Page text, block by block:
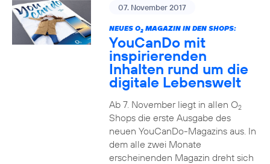
07. November 2017
NEUES O2MAGAZIN IN DEN SHOPS:
YouCanDo mit
inspirierenden
Inhalten rund um die
digitale Lebenswelt
Ab 7. November liegt in allen O2
Shops die erste Ausgabe des
neuen YouCanDo-Magazins aus. In
dem alle zwei Monate
erscheinenden Magazin dreht sich